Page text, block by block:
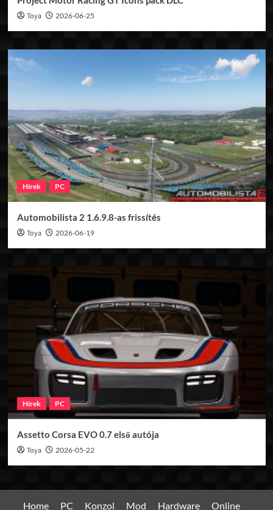
Toya 2026-06-25
Hírek PC
Automobilista 2 1.6.9.8-as frissítés
Toya 2026-06-19
Hírek PC
Assetto Corsa EVO 0.7 első autója
Toya 2026-05-22
Home PC Konzol Mod Hardware Online